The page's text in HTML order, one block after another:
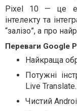
Pixel 10 — це
інтелекту та
“залізо”, а про
Переваги Google
Найкраща
Потужні
Live Translate.
Чистий